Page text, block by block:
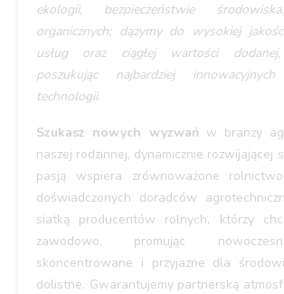
ekologii, bezpieczeństwie
organicznych; dążymy do wysokiej
usług oraz ciągłej wartości dodanej,
poszukując najbardziej
technologii.
Szukasz nowych wyzwań w branży
naszej rodzinnej, dynamicznie rozwijającej
pasją wspiera zrównoważone
doświadczonych doradców
siatką producentów rolnych, którzy
zawodowo, promując
skoncentrowane i przyjazne dla
dolistne. Gwarantujemy partnerską